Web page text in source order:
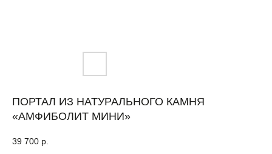
ПОРТАЛ ИЗ НАТУРАЛЬНОГО КАМНЯ
«АМФИБОЛИТ МИНИ»
39 700 р.